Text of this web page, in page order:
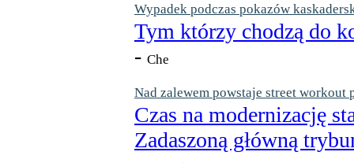
Wypadek podczas pokazów
Tym którzy chodzą do
- Che
Nad zalewem powstaje street workout
Czas na modernizację
Zadaszoną główną